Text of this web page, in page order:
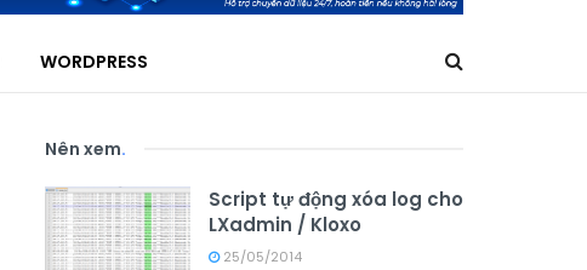
WORDPRESS
Nên xem.
Script tự động xóa log cho
LXadmin / Kloxo
25/05/2014